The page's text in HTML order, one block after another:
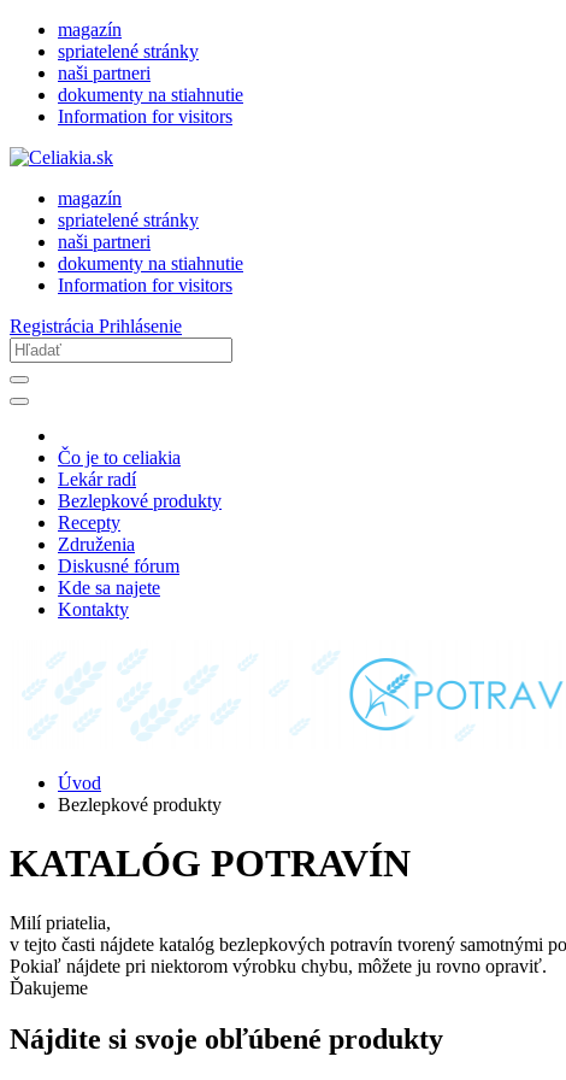
magazín
spriatelené stránky
naši partneri
dokumenty na stiahnutie
Information for visitors
magazín
spriatelené stránky
naši partneri
dokumenty na stiahnutie
Information for visitors
Registrácia Prihlásenie
Čo je to celiakia
Lekár radí
Bezlepkové produkty
Recepty
Združenia
Diskusné fórum
Kde sa najete
Kontakty
Úvod
Bezlepkové produkty
KATALÓG POTRAVÍN
Milí priatelia,
v tejto časti nájdete katalóg bezlepkových potravín tvorený samotnými
Pokiaľ nájdete pri niektorom výrobku chybu, môžete ju rovno opraviť.
Ďakujeme
Nájdite si svoje obľúbené produkty